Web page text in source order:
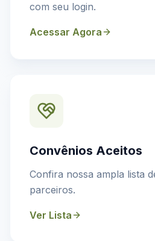
com seu login.
Acessar Agora
Convênios Aceitos
Confira nossa ampla lista
parceiros.
Ver Lista